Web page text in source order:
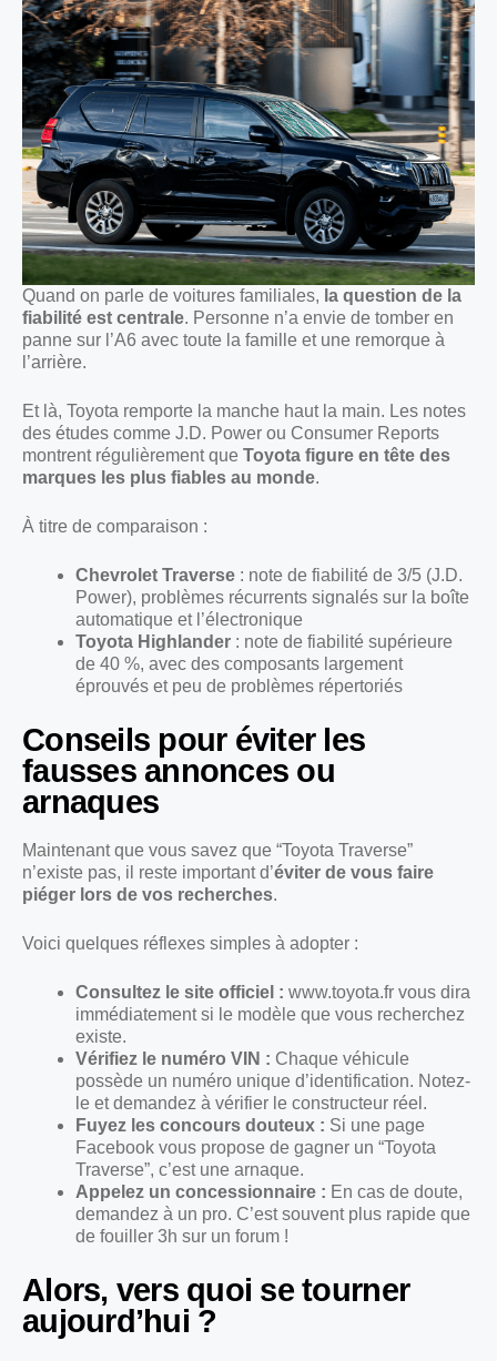
Quand on parle de voitures familiales, la question de la
fiabilité est centrale. Personne n’a envie de tomber en
panne sur l’A6 avec toute la famille et une remorque à
l’arrière.
Et là, Toyota remporte la manche haut la main. Les notes
des études comme J.D. Power ou Consumer Reports
montrent régulièrement que Toyota figure en tête des
marques les plus fiables au monde.
À titre de comparaison :
Chevrolet Traverse : note de fiabilité de 3/5 (J.D.
Power), problèmes récurrents signalés sur la boîte
automatique et l’électronique
Toyota Highlander : note de fiabilité supérieure
de 40 %, avec des composants largement
éprouvés et peu de problèmes répertoriés
Conseils pour éviter les
fausses annonces ou
arnaques
Maintenant que vous savez que “Toyota Traverse”
n’existe pas, il reste important d’éviter de vous faire
piéger lors de vos recherches.
Voici quelques réflexes simples à adopter :
Consultez le site officiel : www.toyota.fr vous dira
immédiatement si le modèle que vous recherchez
existe.
Vérifiez le numéro VIN : Chaque véhicule
possède un numéro unique d’identification. Notez-
le et demandez à vérifier le constructeur réel.
Fuyez les concours douteux : Si une page
Facebook vous propose de gagner un “Toyota
Traverse”, c’est une arnaque.
Appelez un concessionnaire : En cas de doute,
demandez à un pro. C’est souvent plus rapide que
de fouiller 3h sur un forum !
Alors, vers quoi se tourner
aujourd’hui ?